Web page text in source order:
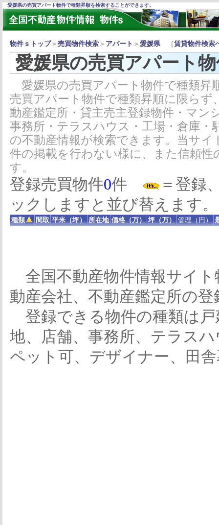
愛媛県の売買アパート物件で種類昇順を検索することができます。
物件ｓトップ＞ 売買物件検索 ＞ アパート ＞ 愛媛県［賃貸物件検索
愛媛県の売買アパート
愛媛県の売買アパート物件で種類昇
売買アパート物件で種類昇順に限らず
動産鑑定所・貸主売主登録物件・マン
事務所・テラスハウス・工場・倉庫
の不動産情報が検索できます。当サ
件の掲載を行わない様に、また信頼
す。
登録売買物件0件
＝登録
ックしますと並び替えます。
種類 間取 平米（坪） 所在地 価格（万） 坪（万） 管理（円）
全国不動産物件情報サイト
動産会社、不動産鑑定所の
登録できる物件の種類は
地、店舗、事務所、テラス
ペット可、デザイナー、田